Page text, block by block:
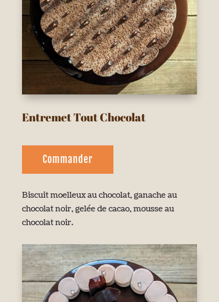
Entremet Tout Chocolat
Commander
Biscuit moelleux au chocolat, ganache au
chocolat noir, gelée de cacao, mousse au
chocolat noir.